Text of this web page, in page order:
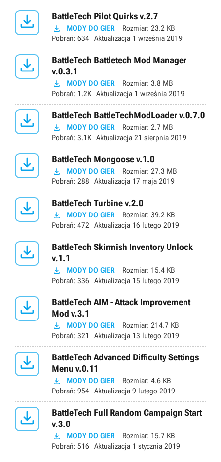
 BattleTech Pilot Quirks v.2.7
 MODY DO GIER Rozmiar: 23.2 KB
Pobrań: 634 Aktualizacja 1 września 2019

BattleTech Battletech Mod Manager
v.0.3.1
 MODY DO GIER Rozmiar: 3.8 MB
Pobrań: 1.2K Aktualizacja 1 września 2019
 BattleTech BattleTechModLoader v.0.7.0
 MODY DO GIER Rozmiar: 2.7 MB
Pobrań: 3.1K Aktualizacja 21 sierpnia 2019
 BattleTech Mongoose v.1.0
 MODY DO GIER Rozmiar: 27.3 MB
Pobrań: 288 Aktualizacja 17 maja 2019
 BattleTech Turbine v.2.0
 MODY DO GIER Rozmiar: 39.2 KB
Pobrań: 472 Aktualizacja 16 lutego 2019

BattleTech Skirmish Inventory Unlock
v.1.1
 MODY DO GIER Rozmiar: 15.4 KB
Pobrań: 336 Aktualizacja 15 lutego 2019

BattleTech AIM - Attack Improvement
Mod v.3.1
 MODY DO GIER Rozmiar: 214.7 KB
Pobrań: 321 Aktualizacja 13 lutego 2019

BattleTech Advanced Difficulty Settings
Menu v.0.11
 MODY DO GIER Rozmiar: 4.6 KB
Pobrań: 954 Aktualizacja 9 lutego 2019

BattleTech Full Random Campaign Start
v.3.0
 MODY DO GIER Rozmiar: 15.7 KB
Pobrań: 516 Aktualizacja 1 stycznia 2019